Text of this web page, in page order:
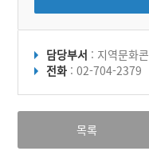
담당부서 : 지역문화
전화 : 02-704-2379
목록